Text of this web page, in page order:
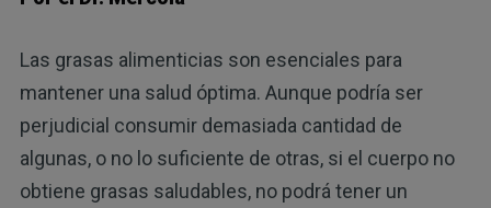
Las grasas alimenticias son esenciales para
mantener una salud óptima. Aunque podría ser
perjudicial consumir demasiada cantidad de
algunas, o no lo suficiente de otras, si el cuerpo no
obtiene grasas saludables, no podrá tener un